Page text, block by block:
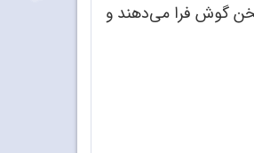
سخن گوش فرا می‌دهند و